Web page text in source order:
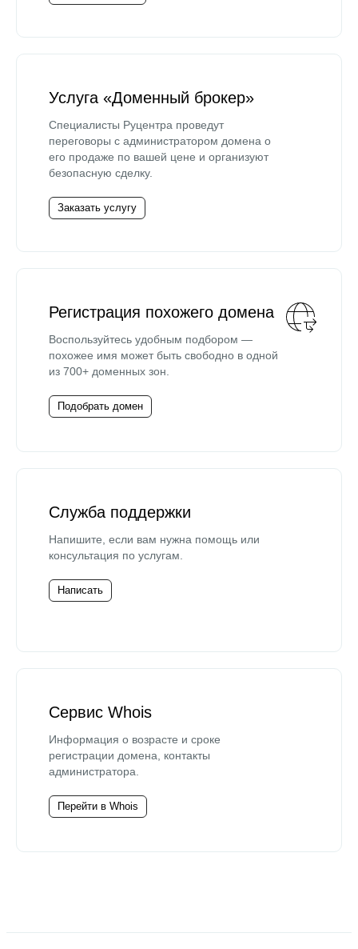
Услуга «Доменный брокер»
Специалисты Руцентра проведут
переговоры с администратором домена о
его продаже по вашей цене и организуют
безопасную сделку.
Заказать услугу
Регистрация похожего домена
Воспользуйтесь удобным подбором —
похожее имя может быть свободно в одной
из 700+ доменных зон.
Подобрать домен
Служба поддержки
Напишите, если вам нужна помощь или
консультация по услугам.
Написать
Сервис Whois
Информация о возрасте и сроке
регистрации домена, контакты
администратора.
Перейти в Whois